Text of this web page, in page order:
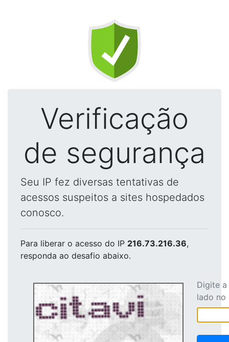
Verificação
de segurança
Seu IP fez diversas tentativas de
acessos suspeitos a sites hospedados
conosco.
Para liberar o acesso do IP 216.73.216.36,
responda ao desafio abaixo.
Digite
lado no